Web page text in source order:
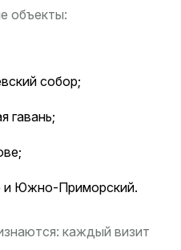
объекты:
собор;
гавань;
и Южно-Приморский.
каждый визит